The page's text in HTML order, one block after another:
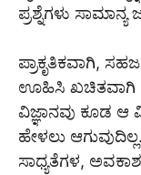
ಪ್ರಶ್ನೆಗಳು
ಪ್ರಾಕೃತಿಕವಾಗಿ,
ಊಹಿಸಿ ಖಚಿತವಾಗಿ
ವಿಜ್ಞಾನವು ಕೂಡ
ಹೇಳಲು
ಸಾಧ್ಯತೆಗಳ,